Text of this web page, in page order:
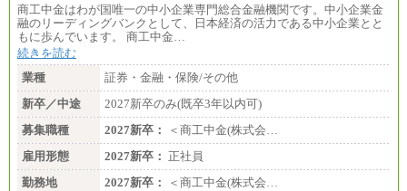
商工中金はわが国唯一の中小企業専門総合金融機関です。中小企業金
融のリーディングバンクとして、日本経済の活力である中小企業とと
もに歩んでいます。 商工中金…
続きを読む
業種
証券・金融・保険/その他
新卒／中途
2027新卒のみ(既卒3年以内可)
募集職種
2027新卒：
＜商工中金(株式会…
雇用形態
2027新卒： 正社員
勤務地
2027新卒：
＜商工中金(株式会…